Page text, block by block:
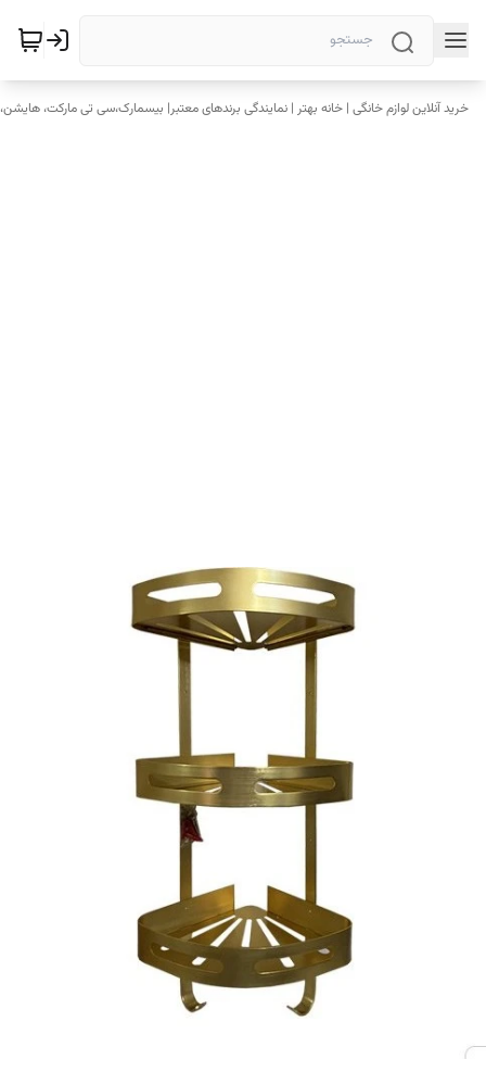
خرید آنلاین لوازم خانگی | خانه بهتر | نمایندگی برندهای معتبر| بیسمارک،سی تی مارکت،